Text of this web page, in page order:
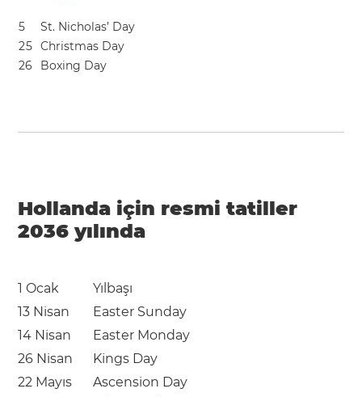
5
St. Nicholas’ Day
25 Christmas Day
26 Boxing Day
Hollanda için resmi tatiller
2036 yılında
1 Ocak
Yılbaşı
13 Nisan
Easter Sunday
14 Nisan
Easter Monday
26 Nisan
Kings Day
22 Mayıs
Ascension Day